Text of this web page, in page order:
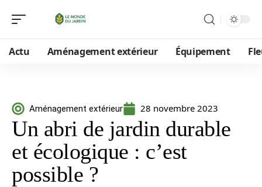
Actu Aménagement extérieur Équipement
Aménagement extérieur 28 novembre 2023
Un abri de jardin durable
et écologique : c’est
possible ?